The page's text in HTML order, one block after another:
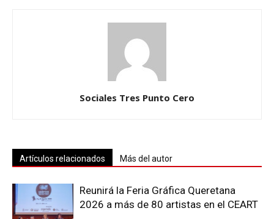
Sociales Tres Punto Cero
Artículos relacionados Más del autor
Reunirá la Feria Gráfica Queretana
2026 a más de 80 artistas en el CEART